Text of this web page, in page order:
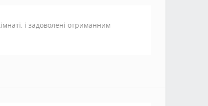
і задоволені отриманним